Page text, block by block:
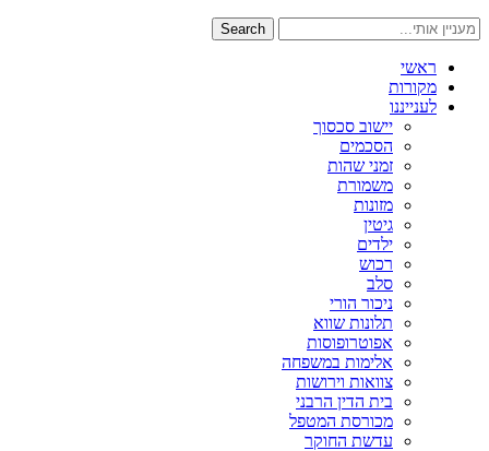
Search
ראשי
מקורות
לענייננו
יישוב סכסוך
הסכמים
זמני שהות
משמורת
מזונות
גיטין
ילדים
רכוש
סלב
ניכור הורי
תלונות שווא
אפוטרופוסות
אלימות במשפחה
צוואות וירושות
בית הדין הרבני
מכורסת המטפל
עדשת החוקר